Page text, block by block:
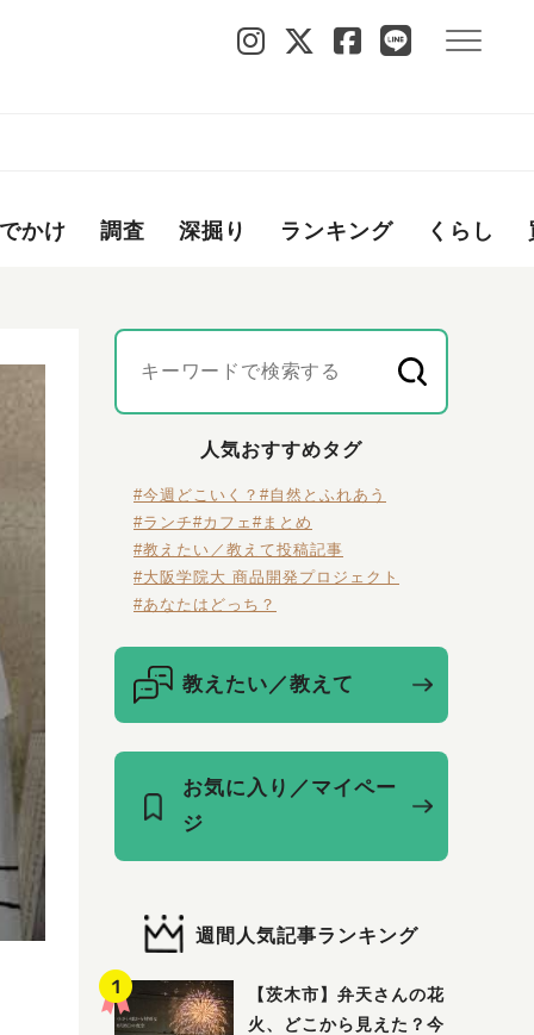
かけ 調査 深掘り ランキング くらし
人気おすすめタグ
#今週どこいく？ #自然とふれあう
#ランチ#カフェ #まとめ
#教えたい／教えて投稿記事
#大阪学院大 商品開発プロジェクト
#あなたはどっち？
教えたい／教えて
お気に入り／マイペー
ジ
週間人気記事ランキング
【茨木市】弁天さんの花
火、どこから見えた？今